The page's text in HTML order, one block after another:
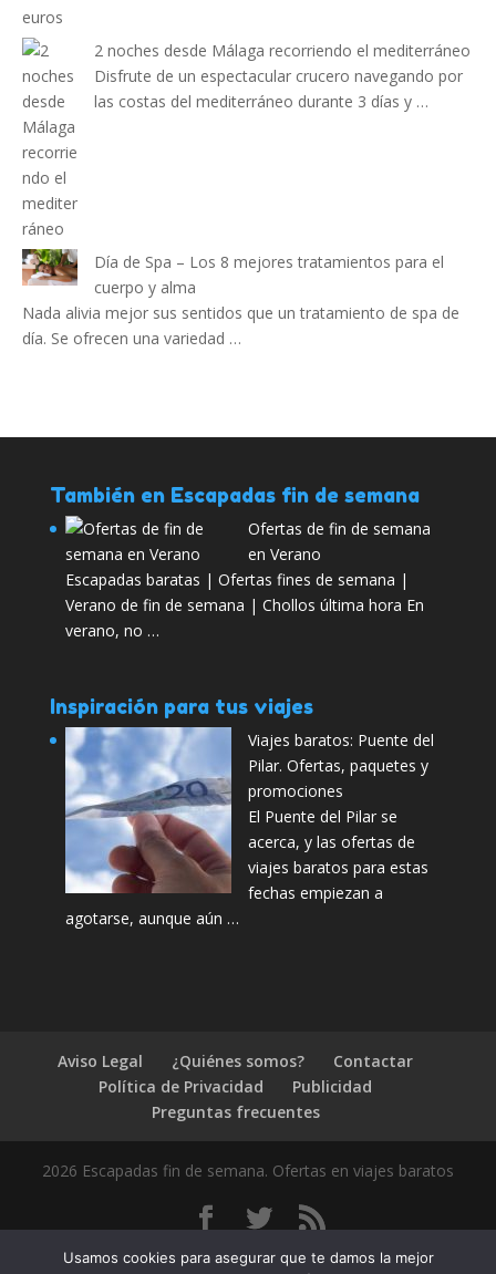
2 noches desde Málaga recorriendo el mediterráneo
Disfrute de un espectacular crucero navegando por
las costas del mediterráneo durante 3 días y …
Día de Spa – Los 8 mejores tratamientos para el
cuerpo y alma
Nada alivia mejor sus sentidos que un tratamiento de spa de
día. Se ofrecen una variedad …
También en Escapadas fin de semana
Ofertas de fin de semana
en Verano
Escapadas baratas | Ofertas fines de semana |
Verano de fin de semana | Chollos última hora En
verano, no …
Inspiración para tus viajes
Viajes baratos: Puente del
Pilar. Ofertas, paquetes y
promociones
El Puente del Pilar se
acerca, y las ofertas de
viajes baratos para estas
fechas empiezan a
agotarse, aunque aún …
Aviso Legal ¿Quiénes somos?
Contactar
Política de Privacidad
Publicidad
Preguntas frecuentes
2026 Escapadas fin de semana. Ofertas en viajes baratos
Usamos cookies para asegurar que te damos la mejor